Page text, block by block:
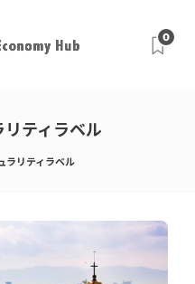
0
リティラベル
ラリティラベル